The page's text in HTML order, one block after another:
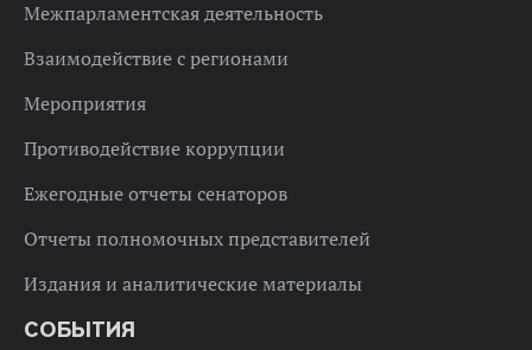
Межпарламентская деятельность
Взаимодействие с регионами
Мероприятия
Противодействие коррупции
Ежегодные отчеты сенаторов
Отчеты полномочных представителей
Издания и аналитические материалы
СОБЫТИЯ